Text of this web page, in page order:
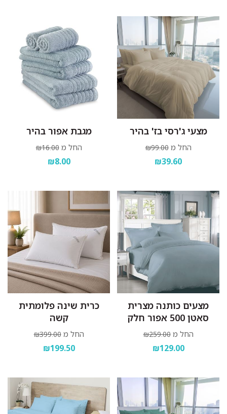
מצעי ג'רסי בז' בהיר
החל מ ₪99.00
₪39.60
מגבת אפור בהיר
החל מ ₪16.00
₪8.00
מצעים כותנה מצרית
סאטן 500 אפור חלק
החל מ ₪259.00
₪129.00
כרית שינה פלומתית
קשה
החל מ ₪399.00
₪199.50